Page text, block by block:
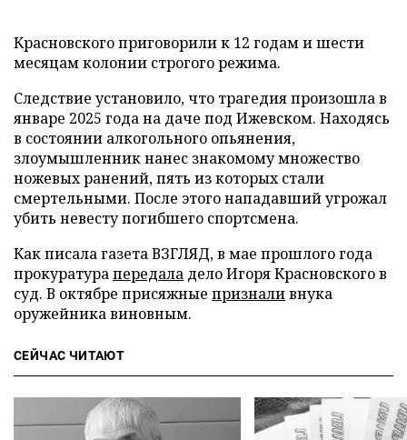
Красновского приговорили к 12 годам и шести
месяцам колонии строгого режима.
Следствие установило, что трагедия произошла в
январе 2025 года на даче под Ижевском. Находясь
в состоянии алкогольного опьянения,
злоумышленник нанес знакомому множество
ножевых ранений, пять из которых стали
смертельными. После этого нападавший угрожал
убить невесту погибшего спортсмена.
Как писала газета ВЗГЛЯД, в мае прошлого года
прокуратурапередала дело Игоря Красновского в
суд. В октябре присяжные призналивнука
оружейника виновным.
СЕЙЧАС ЧИТАЮТ